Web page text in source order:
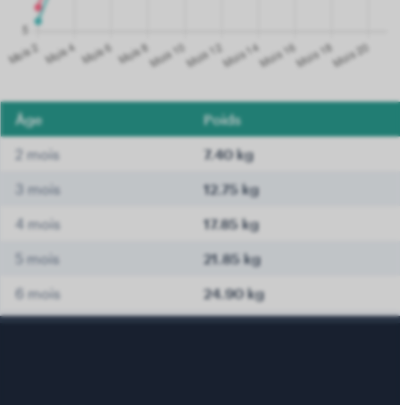
Âge Poids
2 mois 7.40 kg
3 mois 12.75 kg
4 mois 17.85 kg
5 mois 21.85 kg
6 mois 24.90 kg